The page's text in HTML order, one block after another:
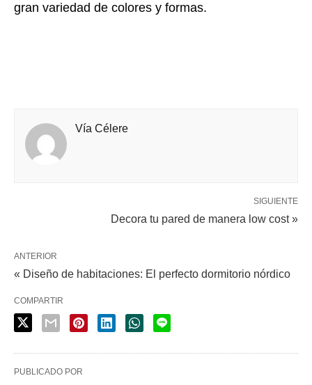
gran variedad de colores y formas.
Vía Célere
SIGUIENTE
Decora tu pared de manera low cost »
ANTERIOR
« Diseño de habitaciones: El perfecto dormitorio nórdico
COMPARTIR
PUBLICADO POR